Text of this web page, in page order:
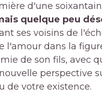
d'une
quelque peu
ses voisins de
dans la
de son fils, avec
perspective
de votre existence.